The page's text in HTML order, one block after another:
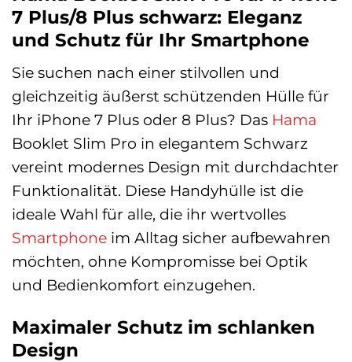
7 Plus/8 Plus schwarz: Eleganz
und Schutz für Ihr Smartphone
Sie suchen nach einer stilvollen und
gleichzeitig äußerst schützenden Hülle für
Ihr iPhone 7 Plus oder 8 Plus? Das Hama
Booklet Slim Pro in elegantem Schwarz
vereint modernes Design mit durchdachter
Funktionalität. Diese Handyhülle ist die
ideale Wahl für alle, die ihr wertvolles
Smartphone im Alltag sicher aufbewahren
möchten, ohne Kompromisse bei Optik
und Bedienkomfort einzugehen.
Maximaler Schutz im schlanken
Design